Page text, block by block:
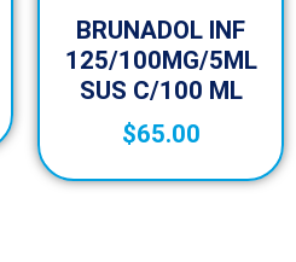
BRUNADOL INF
125/100MG/5ML
SUS C/100 ML
$65.00